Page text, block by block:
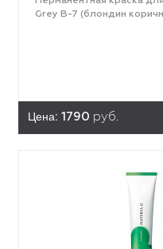
Grey B-7 (блондин
Цена: 1790 руб.